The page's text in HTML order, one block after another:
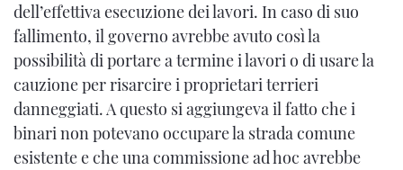
dell’effettiva esecuzione dei lavori. In caso di suo
fallimento, il governo avrebbe avuto così la
possibilità di portare a termine i lavori o di usare la
cauzione per risarcire i proprietari terrieri
danneggiati. A questo si aggiungeva il fatto che i
binari non potevano occupare la strada comune
esistente e che una commissione ad hoc avrebbe